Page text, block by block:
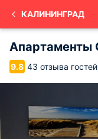
КАЛИНИНГРАД
Апартаменты
9.8 43 отзыва гостей